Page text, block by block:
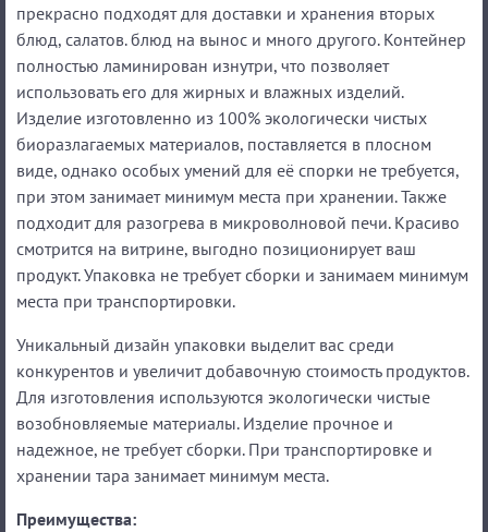
прекрасно подходят для доставки и хранения вторых
блюд, салатов. блюд на вынос и много другого. Контейнер
полностью ламинирован изнутри, что позволяет
использовать его для жирных и влажных изделий.
Изделие изготовленно из 100% экологически чистых
биоразлагаемых материалов, поставляется в плосном
виде, однако особых умений для её спорки не требуется,
при этом занимает минимум места при хранении. Также
подходит для разогрева в микроволновой печи. Красиво
смотрится на витрине, выгодно позиционирует ваш
продукт. Упаковка не требует сборки и занимаем минимум
места при транспортировки.
Уникальный дизайн упаковки выделит вас среди
конкурентов и увеличит добавочную стоимость продуктов.
Для изготовления используются экологически чистые
возобновляемые материалы. Изделие прочное и
надежное, не требует сборки. При транспортировке и
хранении тара занимает минимум места.
Преимущества: